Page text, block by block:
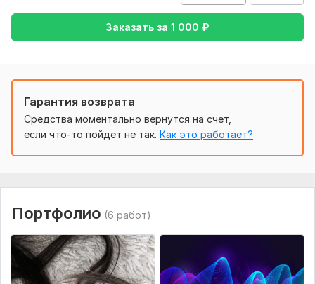
Женский голос
Объем услуги в кворке:
Заказать за 1 000 ₽
Гарантия возврата
Средства моментально вернутся на счет,
если что-то пойдет не так. Как это работает?
Портфолио (6 работ)